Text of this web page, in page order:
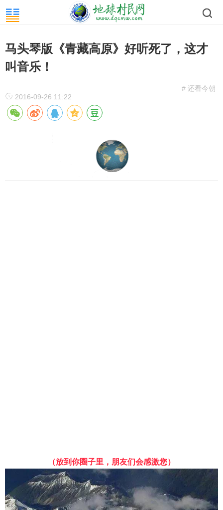
马头琴版《青藏高原》好听死了，这才
叫音乐！
# 还看今朝
2016-09-26 11:22
（放到你圈子里，朋友们会感激您）